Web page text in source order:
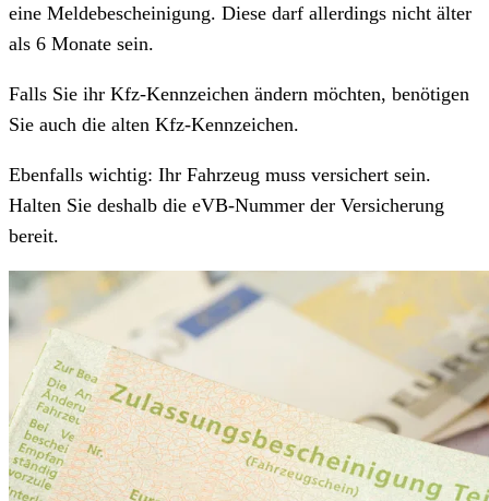
eine Meldebescheinigung. Diese darf allerdings nicht älter
als 6 Monate sein.
Falls Sie ihr Kfz-Kennzeichen ändern möchten, benötigen
Sie auch die alten Kfz-Kennzeichen.
Ebenfalls wichtig: Ihr Fahrzeug muss versichert sein.
Halten Sie deshalb die eVB-Nummer der Versicherung
bereit.